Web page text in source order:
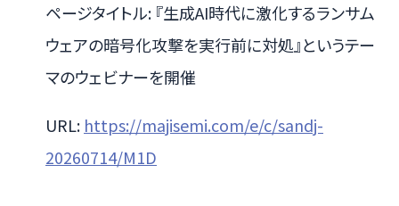
ページタイトル: 『生成AI時代に激化するランサム
ウェアの暗号化攻撃を実行前に対処』というテー
マのウェビナーを開催
URL: https://majisemi.com/e/c/sandj-
20260714/M1D